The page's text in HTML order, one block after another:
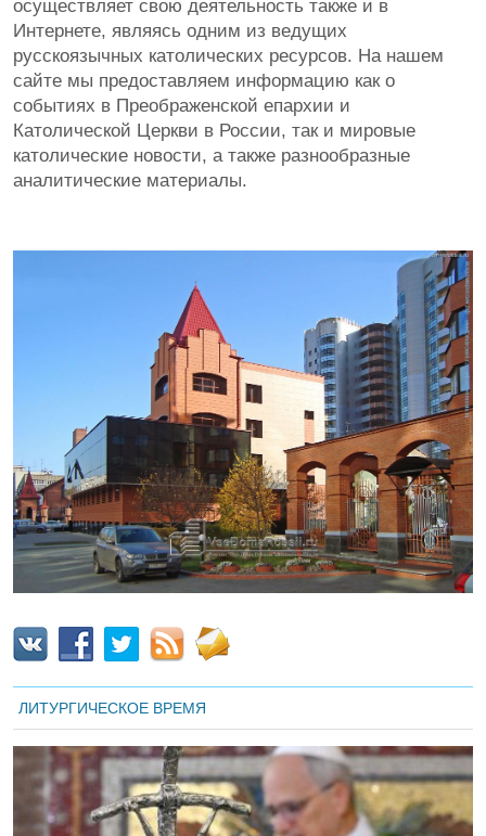
осуществляет свою деятельность также и в
Интернете, являясь одним из ведущих
русскоязычных католических ресурсов. На нашем
сайте мы предоставляем информацию как о
событиях в Преображенской епархии и
Католической Церкви в России, так и мировые
католические новости, а также разнообразные
аналитические материалы.
ЛИТУРГИЧЕСКОЕ ВРЕМЯ